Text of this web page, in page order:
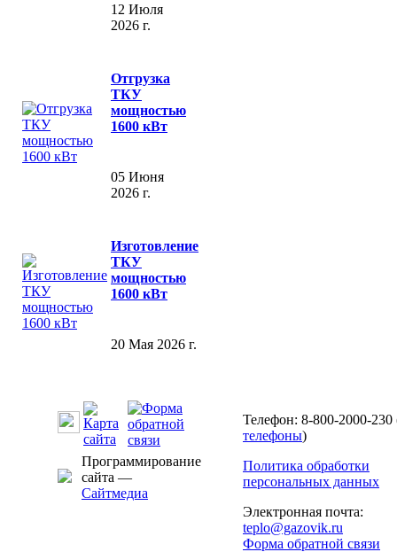
12 Июля
2026 г.
Отгрузка
ТКУ
мощностью
1600 кВт
05 Июня
2026 г.
Изготовление
ТКУ
мощностью
1600 кВт
20 Мая 2026 г.
Программирование
сайта —
Сайтмедиа
Телефон: 8-800-2000-230
телефоны)
Политика обработки
персональных данных
Электронная почта:
teplo@gazovik.ru
Форма обратной связи